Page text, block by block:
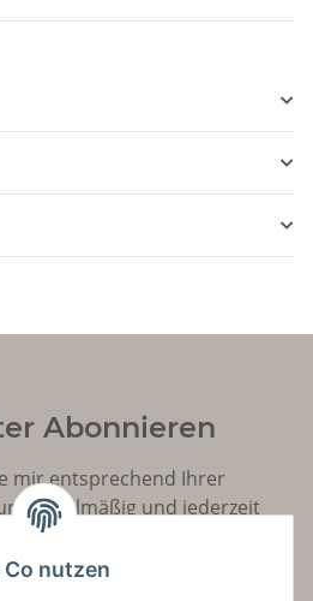
Abonnieren
mir entsprechend Ihrer
regelmäßig und jederzeit
zu Ihrem Produktsortiment
E-Mail zu.
nutzen